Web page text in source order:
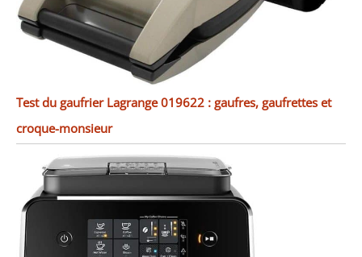
Test du gaufrier Lagrange 019622 : gaufres, gaufrettes et
croque-monsieur